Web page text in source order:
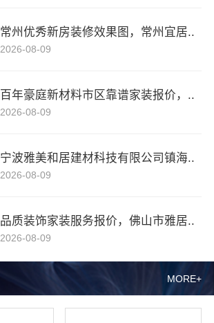
MORE+
常州优秀新房装修效果图，常州宜居..
2026-08-09
百年豪庭新材料市区靠谱家装报价，..
2026-08-09
宁波雅美和居建材科技有限公司镇海..
2026-08-09
品质装饰家装服务报价，佛山市雅居..
2026-08-09